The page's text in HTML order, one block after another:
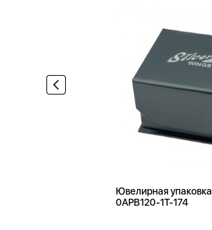
Ювелирная упаковка
0APB120-1T-174